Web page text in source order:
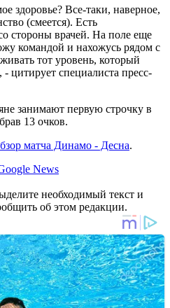
здоровье? Все-таки, наверное,
(смеется). Есть
стороны врачей. На поле еще
командой и нахожусь рядом с
тот уровень, который
- цитирует специалиста пресс-
занимают первую строчку в
13 очков.
матча Динамо - Десна.
News
необходимый текст и
об этом редакции.